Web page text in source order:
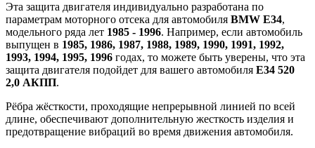
Эта защита двигателя индивидуально разработана по
параметрам моторного отсека для автомобиля BMW Е34,
модельного ряда лет 1985 - 1996. Например, если автомобиль
выпущен в 1985, 1986, 1987, 1988, 1989, 1990, 1991, 1992,
1993, 1994, 1995, 1996 годах, то можете быть уверены, что эта
защита двигателя подойдет для вашего автомобиля Е34 520
2,0 АКПП.
Рёбра жёсткости, проходящие непрерывной линией по всей
длине, обеспечивают дополнительную жесткость изделия и
предотвращение вибраций во время движения автомобиля.